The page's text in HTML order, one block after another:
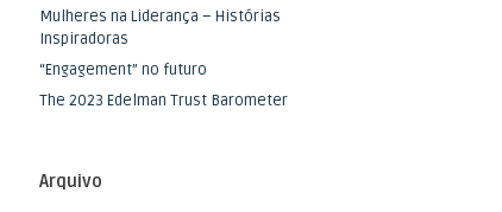
Mulheres na Liderança – Histórias
Inspiradoras
“Engagement” no futuro
The 2023 Edelman Trust Barometer
Arquivo